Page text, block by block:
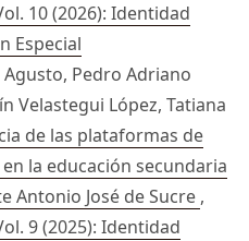
10 (2026): Identidad
Especial
Pedro Adriano
Velastegui López, Tatiana
de las plataformas de
la educación secundaria
Antonio José de Sucre ,
9 (2025): Identidad